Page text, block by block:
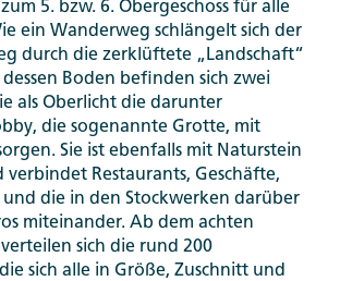
5. bzw. 6. Obergeschoss für alle
ein Wanderweg schlängelt sich der
durch die zerklüftete „Landschaft“
Boden befinden sich zwei
als Oberlicht die darunter
die sogenannte Grotte, mit
Sie ist ebenfalls mit Naturstein
Restaurants, Geschäfte,
die in den Stockwerken darüber
miteinander. Ab dem achten
verteilen sich die rund 200
sich alle in Größe, Zuschnitt und